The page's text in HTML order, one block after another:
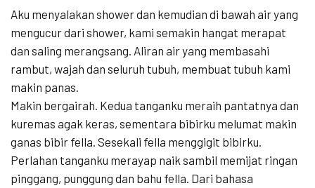
Aku menyalakan shower dan kemudian di bawah air yang
mengucur dari shower, kami semakin hangat merapat
dan saling merangsang. Aliran air yang membasahi
rambut, wajah dan seluruh tubuh, membuat tubuh kami
makin panas.
Makin bergairah. Kedua tanganku meraih pantatnya dan
kuremas agak keras, sementara bibirku melumat makin
ganas bibir fella. Sesekali fella menggigit bibirku.
Perlahan tanganku merayap naik sambil memijat ringan
pinggang, punggung dan bahu fella. Dari bahasa